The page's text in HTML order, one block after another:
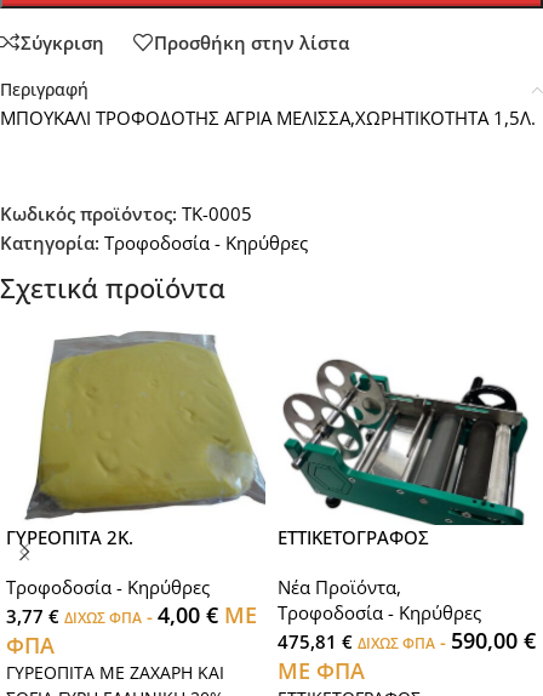
Σύγκριση Προσθήκη στην λίστα
Περιγραφή
ΜΠΟΥΚΑΛΙ ΤΡΟΦΟΔΟΤΗΣ ΑΓΡΙΑ ΜΕΛΙΣΣΑ,ΧΩΡΗΤΙΚΟΤΗΤΑ 1,5Λ.
Κωδικός προϊόντος: TK-0005
Κατηγορία: Τροφοδοσία - Κηρύθρες
Σχετικά προϊόντα
ΓΥΡΕΟΠΙΤΑ 2Κ.
Τροφοδοσία - Κηρύθρες
3,77 € ΔΙΧΩΣ ΦΠΑ - 4,00 € ΜΕ
ΦΠΑ
ΓΥΡΕΟΠΙΤΑ ΜΕ ΖΑΧΑΡΗ ΚΑΙ
ΕΤΤΙΚΕΤΟΓΡΑΦΟΣ
Νέα Προϊόντα,
Τροφοδοσία - Κηρύθρες
475,81 € ΔΙΧΩΣ ΦΠΑ - 590,00 €
ΜΕ ΦΠΑ